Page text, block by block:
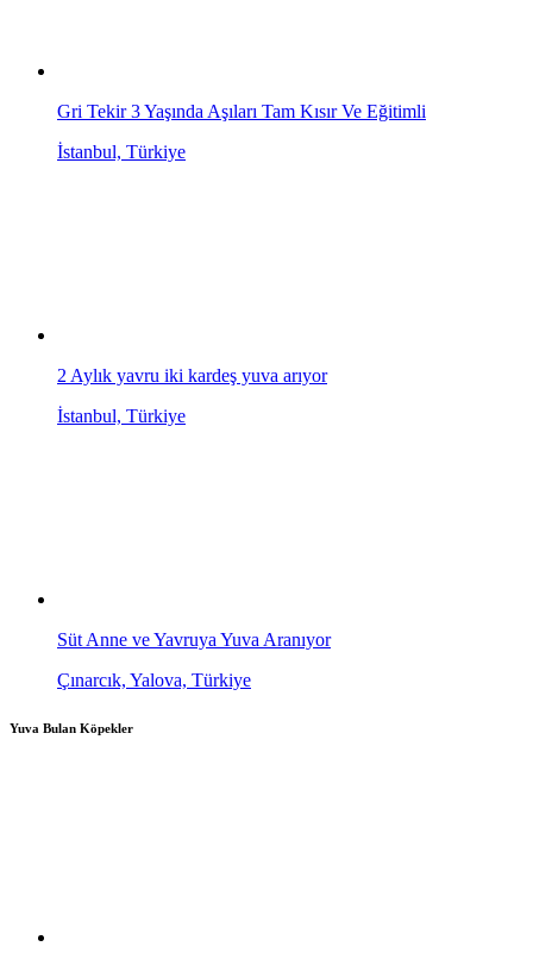
Gri Tekir 3 Yaşında Aşıları Tam Kısır Ve Eğitimli
İstanbul, Türkiye
2 Aylık yavru iki kardeş yuva arıyor
İstanbul, Türkiye
Süt Anne ve Yavruya Yuva Aranıyor
Çınarcık, Yalova, Türkiye
Yuva Bulan Köpekler